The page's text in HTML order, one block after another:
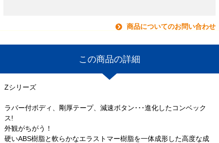
商品についてのお問い合わせ
この商品の詳細
Zシリーズ
ラバー付ボディ、剛厚テープ、減速ボタン･･･進化したコンベック
ス!
外観がちがう！
硬いABS樹脂と軟らかなエラストマー樹脂を一体成形した高度な成